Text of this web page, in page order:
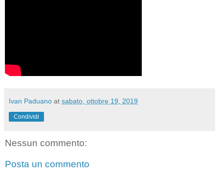
Ivan Paduano at sabato, ottobre 19, 2019
Condividi
Nessun commento:
Posta un commento